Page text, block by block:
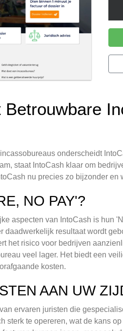
Betrouwbare
onderscheidt
staat IntoCash klaar om
nu precies zo bijzonder
NO PAY'?
aspecten van IntoCash is hun
daadwerkelijk resultaat wordt
het risico voor bedrijven
veel lager. Het biedt een
kosten.
AAN UW
ervaren juristen die
sterk te opereren, wat de kans